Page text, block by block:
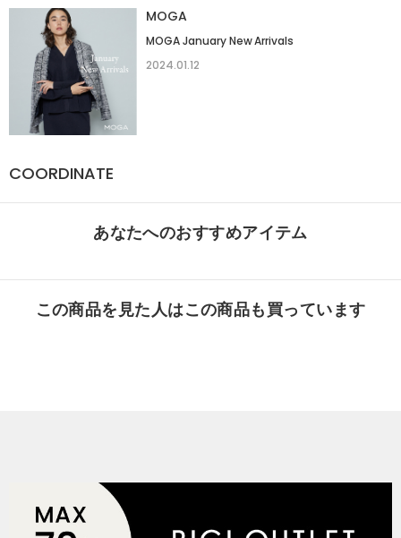
MOGA
MOGA January New Arrivals
2024.01.12
COORDINATE
あなたへのおすすめアイテム
この商品を見た人はこの商品も買っています